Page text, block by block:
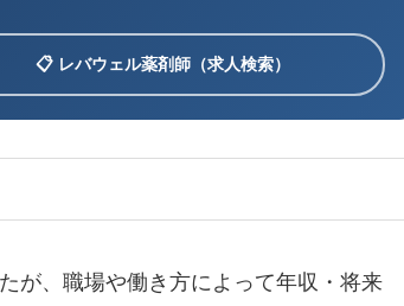
📋 レバウェル薬剤師（求人検索）
が、職場や働き方によって年収・将来